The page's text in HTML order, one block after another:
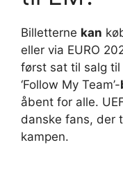
Billetterne kan
eller via EURO
først sat til salg
‘Follow My Team’-
åbent for alle.
danske fans, der
kampen.